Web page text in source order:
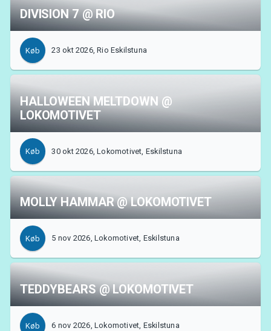
Om Tickster
DIVISION 7 @ RIO
Køb 23 okt 2026, Rio Eskilstuna
HALLOWEEN MELTDOWN @
LOKOMOTIVET
Køb 30 okt 2026, Lokomotivet, Eskilstuna
MOLLY HAMMAR @ LOKOMOTIVET
Køb 5 nov 2026, Lokomotivet, Eskilstuna
TEDDYBEARS @ LOKOMOTIVET
Køb 6 nov 2026, Lokomotivet, Eskilstuna